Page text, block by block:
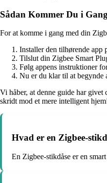
Sådan Kommer Du i
For at komme i gang med din
Installer den tilhørende app
Tilslut din Zigbee Smart
Følg appens instruktioner
Nu er du klar til at begynde
Vi håber, at denne guide har
skridt mod et mere intelligent
Hvad er en Zigbee-
En Zigbee-stikdåse er en